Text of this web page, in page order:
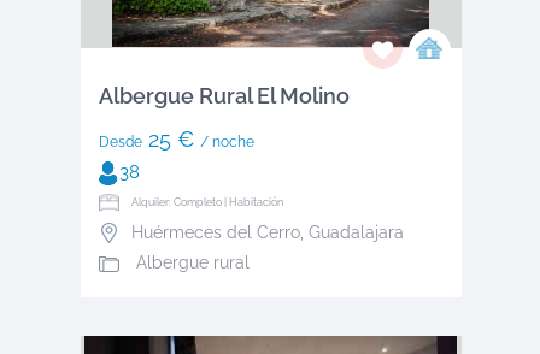
Albergue Rural El Molino
Desde25 € / noche
38
Alquiler: Completo | Habitación
Huérmeces del Cerro, Guadalajara
Albergue rural